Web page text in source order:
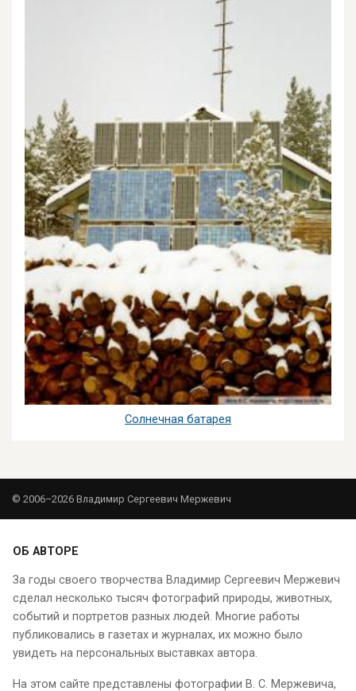
Солнечная батарея
© 2006–2026 Владимир Сергеевич Мержевич
ОБ АВТОРЕ
За годы своего творчества Владимир Сергеевич Мержевич
сделал несколько тысяч фотографий природы, животных,
событий и портретов разных людей. Многие работы
публиковались в газетах и журналах, их можно было
увидеть на персональных выставках автора.
На этом сайте представлены фотографии В. С. Мержевича,